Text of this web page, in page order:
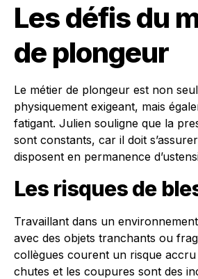
Les défis du
de plongeur
Le métier de plongeur est non
physiquement exigeant, mais
fatigant. Julien souligne que la
sont constants, car il doit
disposent en permanence
Les risques de
Travaillant dans un
avec des objets tranchants ou
collègues courent un risque accru
chutes et les coupures sont des